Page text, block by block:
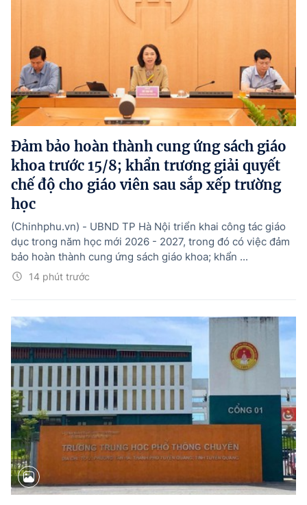
Đảm bảo hoàn thành cung ứng sách giáo
khoa trước 15/8; khẩn trương giải quyết
chế độ cho giáo viên sau sắp xếp trường
học
14 phút trước
(Chinhphu.vn) - UBND TP Hà Nội triển khai công tác giáo
dục trong năm học mới 2026 - 2027, trong đó có việc đảm
bảo hoàn thành cung ứng sách giáo khoa; khẩn ...